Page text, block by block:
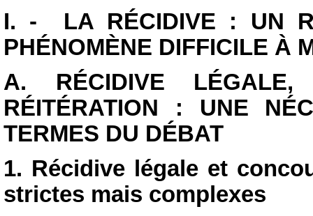
I. - LA RÉCIDIVE : UN
PHÉNOMÈNE DIFFICILE À
A. RÉCIDIVE LÉGALE,
RÉITÉRATION : UNE
TERMES DU DÉBAT
1. Récidive légale et
strictes mais complexes